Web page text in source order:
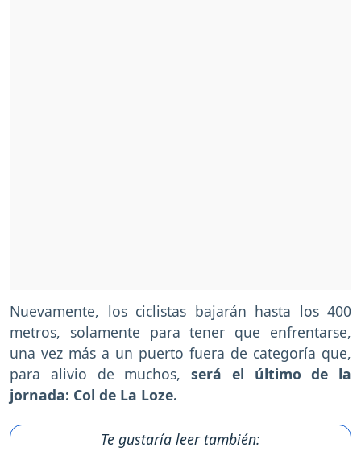
Nuevamente, los ciclistas bajarán hasta los 400
metros, solamente para tener que enfrentarse,
una vez más a un puerto fuera de categoría que,
para alivio de muchos, será el último de la
jornada: Col de La Loze.
Te gustaría leer también: